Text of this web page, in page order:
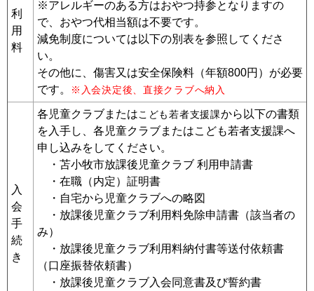
利
用
料
※アレルギーのある方はおやつ持参となりますの
で、おやつ代相当額は不要です。
減免制度については以下の別表を参照してくださ
い。
その他に、傷害又は安全保険料（年額800円）が必要
です。
※入会決定後、直接クラブへ納入
入
会
手
続
き
各児童クラブまたはこども若者支援課から以下の書類
を入手し、各児童クラブまたはこども若者支援課へ
申し込みをしてください。
・苫小牧市放課後児童クラブ 利用申請書
・在職（内定）証明書
・自宅から児童クラブへの略図
・放課後児童クラブ利用料免除申請書（該当者の
み）
・放課後児童クラブ利用料納付書等送付依頼書
（口座振替依頼書）
・放課後児童クラブ入会同意書及び誓約書